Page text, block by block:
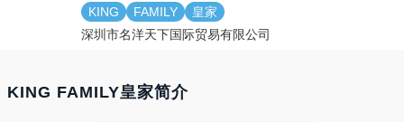
KING FAMILY
皇家
深圳市名洋天下国际贸易有限公司
KING FAMILY皇家简介